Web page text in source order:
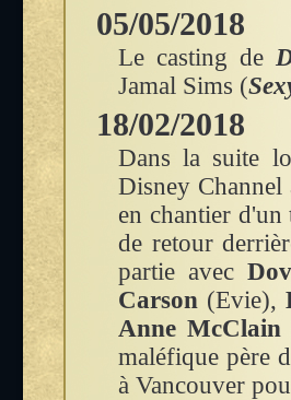
05/05/2018
Le casting de
Jamal Sims (
18/02/2018
Dans la suite
Disney Channel
en chantier
de retour
partie avec
Carson (Evie),
Anne McClain
maléfique père
à Vancouver